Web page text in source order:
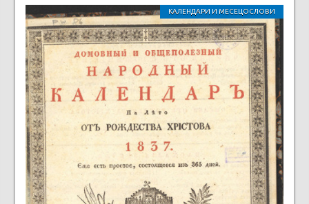
КАЛЕНДАРИ И МЕСЕЦОСЛОВИ